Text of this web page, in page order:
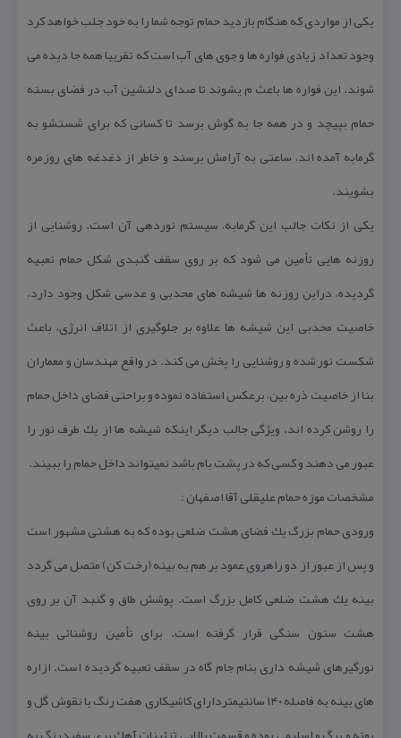
یكی از مواردی كه هنگام بازدید حمام توجه شما را به خود جلب خواهد كرد
وجود تعداد زیادی فواره ها و جوی های آب است كه تقریبا همه جا دیده می
شوند. این فواره ها باعث م یشوند تا صدای دلنشین آب در فضای بسته
حمام بپیچد و در همه جا به گوش برسد تا كسانی كه برای شستشو به
گرمابه آمده اند، ساعتی به آرامش برسند و خاطر از دغدغه های روزمره
بشویند.
یكی از نكات جالب این گرمابه، سیستم نوردهی آن است. روشنایی از
روزنه هایی تأمین می شود كه بر روی سقف گنبدی شكل حمام تعبیه
گردیده، دراین روزنه ها شیشه های محدبی و عدسی شكل وجود دارد.
خاصیت محدبی این شیشه ها علاوه بر جلوگیری از اتلاف انرژی، باعث
شكست نور شده و روشنایی را پخش می كند. در واقع مهندسان و معماران
بنا از خاصیت ذره بین، برعكس استفاده نموده و براحتی فضای داخل حمام
را روشن كرده اند. ویژگی جالب دیگر اینكه شیشه ها از یك طرف نور را
عبور می دهند و كسی كه در پشت بام باشد نمیتواند داخل حمام را ببیند.
مشخصات موزه حمام علیقلی آقا اصفهان :
ورودی حمام بزرگ یك فضای هشت ضلعی بوده كه به هشتی مشهور است
و پس از عبور از دو راهروی عمود بر هم به بینه (رخت كن) متصل می گردد
بینه یك هشت ضلعی كامل بزرگ است. پوشش طاق و گنبد آن بر روی
هشت ستون سنگی قرار گرفته است. برای تأمین روشنائی بینه
نورگیرهای شیشه داری بنام جام گاه در سقف تعبیه گردیده است. ازاره
های بینه به فاصله ۱۴۰ سانتیمتردارای كاشیكاری هفت رنگ با نقوش گل و